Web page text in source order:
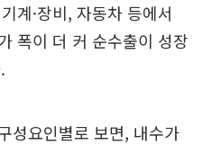
계·장비, 자동차 등에서
폭이 더 커 순수출이 성장
성요인별로 보면, 내수가